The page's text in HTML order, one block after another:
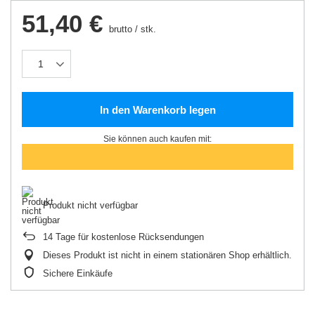
51,40 € brutto / stk.
In den Warenkorb legen
Sie können auch kaufen mit:
Produkt nicht verfügbar
14 Tage für kostenlose Rücksendungen
Dieses Produkt ist nicht in einem stationären Shop erhältlich.
Sichere Einkäufe